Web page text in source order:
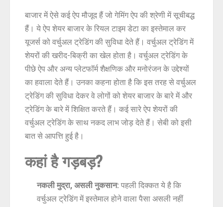
बाजार में ऐसे कई ऐप मौजूद हैं जो गेमिंग ऐप की श्रेणी में सूचीबद्ध
हैं। ये ऐप शेयर बाजार के रियल टाइम डेटा का इस्तेमाल कर
यूजर्स को वर्चुअल ट्रेडिंग की सुविधा देते हैं। वर्चुअल ट्रेडिंग में
शेयरों की खरीद-बिक्री का खेल होता है। वर्चुअल ट्रेडिंग के
पीछे ऐप और अन्य प्लेटफॉर्म शैक्षणिक और मनोरंजन के उद्देश्यों
का हवाला देते हैं। उनका कहना होता है कि इस तरह से वर्चुअल
ट्रेडिंग की सुविधा देकर वे लोगों को शेयर बाजार के बारे में और
ट्रेडिंग के बारे में शिक्षित करते हैं। कई सारे ऐप शेयरों की
वर्चुअल ट्रेडिंग के साथ नकद लाभ जोड़ देते हैं। सेबी को इसी
बात से आपत्ति हुई है।
कहां है गड़बड़?
नकली मुद्रा, असली नुकसान: पहली दिक्कत ये है कि
वर्चुअल ट्रेडिंग में इस्तेमाल होने वाला पैसा असली नहीं